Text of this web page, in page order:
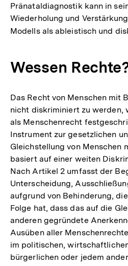
Pränataldiagnostik kann in
Wiederholung und
Modells als ableistisch und
Wessen
Das Recht von Menschen mit
nicht diskriminiert zu werden,
als Menschenrecht
Instrument zur gesetzlichen
Gleichstellung von Menschen
basiert auf einer weiten
Nach Artikel 2 umfasst der
Unterscheidung,
aufgrund von Behinderung,
Folge hat, dass das auf die
anderen gegründete
Ausüben aller
im politischen,
bürgerlichen oder jedem